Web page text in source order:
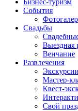
Бизнес-туризм
События
Свадьбы
Выездная
Венчание
Развлечения
Экскурсии
Мастер-
Квест-
Свой